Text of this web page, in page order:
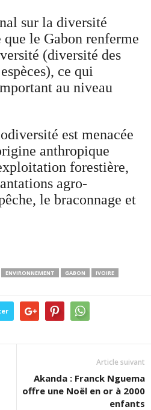
sur la diversité
le Gabon renferme
(diversité des
ce qui
au niveau
est menacée
anthropique
forestière,
agro-
le braconnage et
ENVIRONNEMENT GABON
IVOIRE
Article suivant
Akanda : Franck Nguema
offre une Noël en or à 2000
enfants